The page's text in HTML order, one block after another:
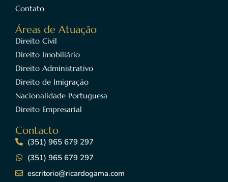
Contato
Áreas de Atuação
Direito Civil
Direito Imobiliário
Direito Administrativo
Direito de Imigração
Nacionalidade Portuguesa
Direito Empresarial
Contacto
(351) 965 679 297
(351) 965 679 297
escritorio@ricardogama.com